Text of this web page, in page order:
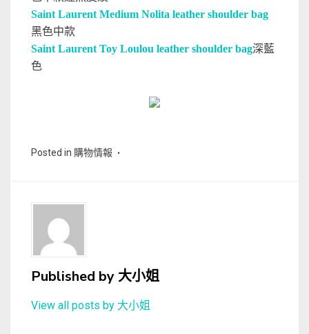
Saint Laurent Medium Nolita leather shoulder bag
黑色中款
Saint Laurent Toy Loulou leather shoulder bag深藍
色
Posted in 購物情報
Published by大小姐
View all posts by 大小姐